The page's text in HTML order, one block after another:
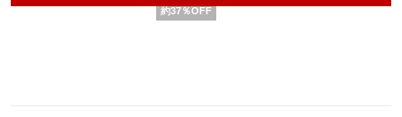
約37％OFF